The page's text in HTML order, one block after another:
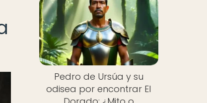
Pedro de Ursúa y su
odisea por encontrar El